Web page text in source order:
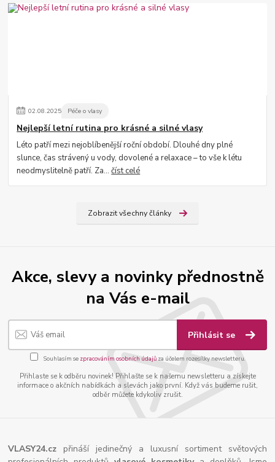
02.08.2025 Péče o vlasy
Nejlepší letní rutina pro krásné a silné vlasy
Léto patří mezi nejoblíbenější roční období. Dlouhé dny plné
slunce, čas strávený u vody, dovolené a relaxace – to vše k létu
neodmyslitelně patří. Za...číst celé
Zobrazit všechny články
Akce, slevy a novinky přednostně
na Vás e-mail
Přihlásit se
Souhlasím se zpracováním osobních údajůza účelem rozesílky newsletteru.
Přihlaste se k odběru novinek! Přihlašte se k našemu newsletteru a získejte
informace o akčních nabídkách a slevách jako první. Když vás budeme rušit,
odběr můžete kdykoliv zrušit.
VLASY24.cz přináší jedinečný a luxusní sortiment světových